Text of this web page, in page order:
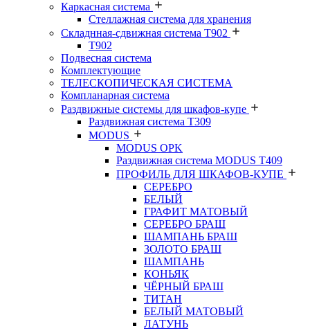
Каркасная система
Стеллажная система для хранения
Складнная-сдвижная система Т902
T902
Подвесная система
Комплектующие
ТЕЛЕСКОПИЧЕСКАЯ СИСТЕМА
Компланарная система
Раздвижные системы для шкафов-купе
Раздвижная система Т309
MODUS
MODUS OPK
Раздвижная система MODUS T409
ПРОФИЛЬ ДЛЯ ШКАФОВ-КУПЕ
СЕРЕБРО
БЕЛЫЙ
ГРАФИТ МАТОВЫЙ
СЕРЕБРО БРАШ
ШАМПАНЬ БРАШ
ЗОЛОТО БРАШ
ШАМПАНЬ
КОНЬЯК
ЧЁРНЫЙ БРАШ
ТИТАН
БЕЛЫЙ МАТОВЫЙ
ЛАТУНЬ